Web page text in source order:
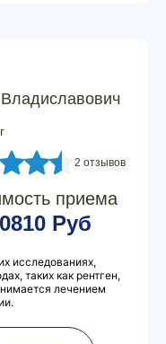
2 отзывов
приема
Руб
исследованиях,
таких как рентген,
лечением